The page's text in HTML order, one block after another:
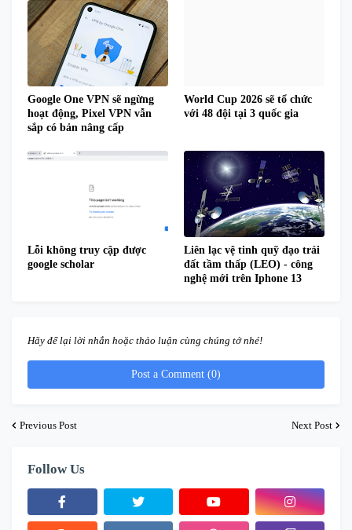
Google One VPN sẽ ngừng
hoạt động, Pixel VPN vẫn
sắp có bản nâng cấp
World Cup 2026 sẽ tổ chức
với 48 đội tại 3 quốc gia
Lỗi không truy cập được
google scholar
Liên lạc vệ tinh quỹ đạo trái
đất tầm thấp (LEO) - công
nghệ mới trên Iphone 13
Hãy để lại lời nhắn hoặc thảo luận cùng chúng tớ nhé!
Post a Comment (0)
Previous Post Next Post
Follow Us